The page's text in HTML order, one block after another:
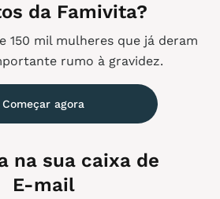
da Famivita?
150 mil mulheres que já deram
rumo à gravidez.
Começar agora
na sua caixa de
E-mail